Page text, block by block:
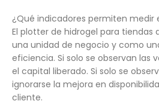
¿Qué indicadores permiten medir
El plotter de hidrogel para tiendas
una unidad de negocio y como
eficiencia. Si solo se observan las
el capital liberado. Si solo se
ignorarse la mejora en
cliente.